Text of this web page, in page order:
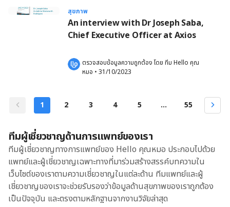
สุขภาพ
An interview with Dr Joseph Saba,
Chief Executive Officer at Axios
ตรวจสอบข้อมูลความถูกต้อง โดย ทีม Hello คุณ
หมอ • 31/10/2023
1 2 3 4 5 ... 55
ทีมผู้เชี่ยวชาญด้านการแพทย์ของเรา
ทีมผู้เชี่ยวชาญทางการแพทย์ของ Hello คุณหมอ ประกอบไปด้วย
แพทย์และผู้เชี่ยวชาญเฉพาะทางที่มาร่วมสร้างสรรค์บทความใน
เว็บไซต์ของเราตามความเชี่ยวชาญในแต่ละด้าน ทีมแพทย์และผู้
เชี่ยวชาญของเราจะช่วยรับรองว่าข้อมูลด้านสุขภาพของเราถูกต้อง
เป็นปัจจุบัน และตรงตามหลักฐานจากงานวิจัยล่าสุด